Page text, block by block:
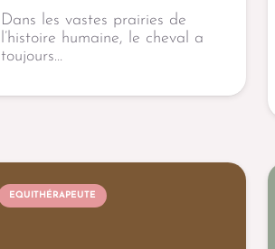
Dans les vastes prairies de
l’histoire humaine, le cheval a
toujours…
EQUITHÉRAPEUTE